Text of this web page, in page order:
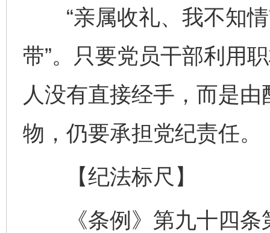
“亲属收礼、我不知情
带”。只要党员干部利用
人没有直接经手，而是
物，仍要承担党纪责任。
【纪法标尺】
《条例》第九十四条